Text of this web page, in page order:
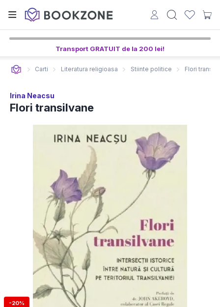
Transport GRATUIT de la 200 lei!
Carti Literatura religioasa Stiinte politice Flori
Irina Neacsu
Flori transilvane
-20%